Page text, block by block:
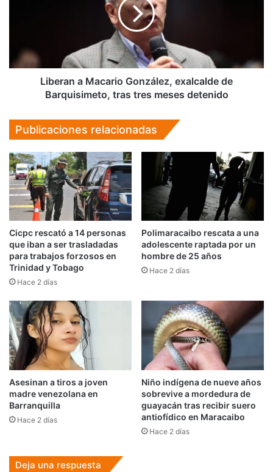
tras
tres
Liberan a Macario González, exalcalde de
Barquisimeto, tras tres meses detenido
Publicaciones relacionadas
Cicpc rescató a 14 personas
que iban a ser trasladadas
para trabajos forzosos en
Trinidad y Tobago
Hace 2 días
Polimaracaibo rescata a una
adolescente raptada por un
hombre de 25 años
Hace 2 días
Asesinan a tiros a joven
madre venezolana en
Barranquilla
Hace 2 días
Niño indígena de nueve años
sobrevive a mordedura de
guayacán tras recibir suero
antiofídico en Maracaibo
Hace 2 días
Deja una respuesta